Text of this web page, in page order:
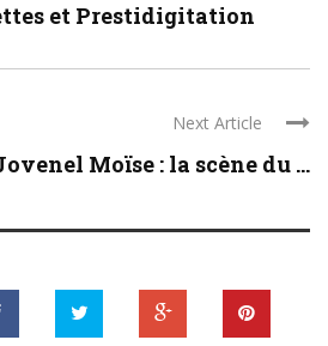
et Prestidigitation
Next Article
Moïse : la scène du ...